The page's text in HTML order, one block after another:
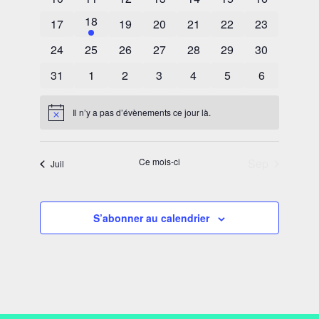
évènementsévènements
0
évènements
17
1
évènement
18
0
19
0
20
0
21
0
22
0
23
0
24
0
25
0
26
0
27
0
28
0
29
0
30
0
31
0
1
0
2
0
3
0
4
0
5
0
6
Notice Il n’y a pas d’évènements ce jour là.
Juil Ce mois-ci
S’abonner au calendrier